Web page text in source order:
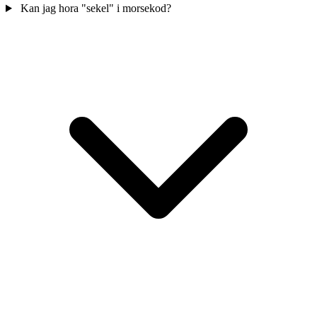
Kan jag hora "sekel" i morsekod?